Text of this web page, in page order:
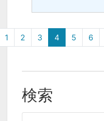
1 2 3 4 5 6
検索